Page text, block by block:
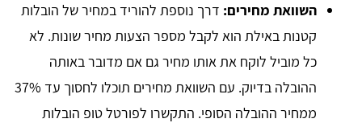
השוואת מחירים: דרך נוספת להוריד במחיר של הובלות
קטנות באילת הוא לקבל מספר הצעות מחיר שונות. לא
כל מוביל לוקח את אותו מחיר גם אם מדובר באותה
ההובלה בדיוק. עם השוואת מחירים תוכלו לחסוך עד 37%
ממחיר ההובלה הסופי. התקשרו לפורטל טופ הובלות